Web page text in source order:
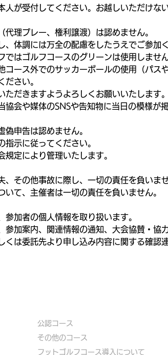
人が受付してください。お越しいただけな
代理プレー、権利譲渡）は認めません。
、体調には万全の配慮をしたうえでご参加
はゴルフコースのグリーンは使用しません
コース外でのサッカーボールの使用（パス
ださい。
だきますようよろしくお願いいたします。
協会や媒体のSNSや告知物に当日の模様が
偽申告は認めません。
指示に従ってください。
規定により管理いたします。
、その他事故に際し、一切の責任を負いませ
て、主催者は一切の責任を負いません。
参加者の個人情報を取り扱います。
参加案内、関連情報の通知、大会協賛・協
くは委託先より申し込み内容に関する確認
公認コース
​その他のコース
​ フットゴルフコース導入について